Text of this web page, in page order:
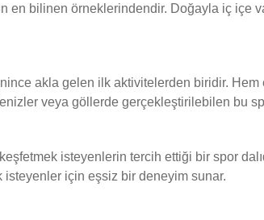
en bilinen örneklerindendir. Doğayla iç
akla gelen ilk aktivitelerden biridir. Hem
veya göllerde gerçekleştirilebilen bu
keşfetmek isteyenlerin tercih ettiği bir spor
için eşsiz bir deneyim sunar.